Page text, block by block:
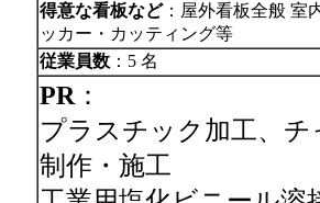
得意な看板など：屋外看板全般 室
ッカー・カッティング等
従業員数 ：5 名
PR ：
プラスチック加工、
制作・施工